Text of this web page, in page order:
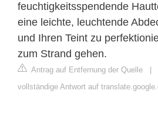
feuchtigkeitsspendende
eine leichte, leuchtende
und Ihren Teint zu
zum Strand gehen.
Antrag auf Entfernung der Quelle |
vollständige Antwort auf